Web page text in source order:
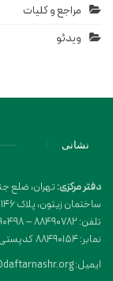
مراجع و کلیات
ویدئو
نشانی
دفتر مرکزی:تهران، ضلع
ساختمان زیتون، پلاک 146 واحد 1
تلفن: 88490782 – 88490498 – 88490154
نمابر: 88490154 کدپستی: 1584783939
ایمیل: print@daftarnashr.org